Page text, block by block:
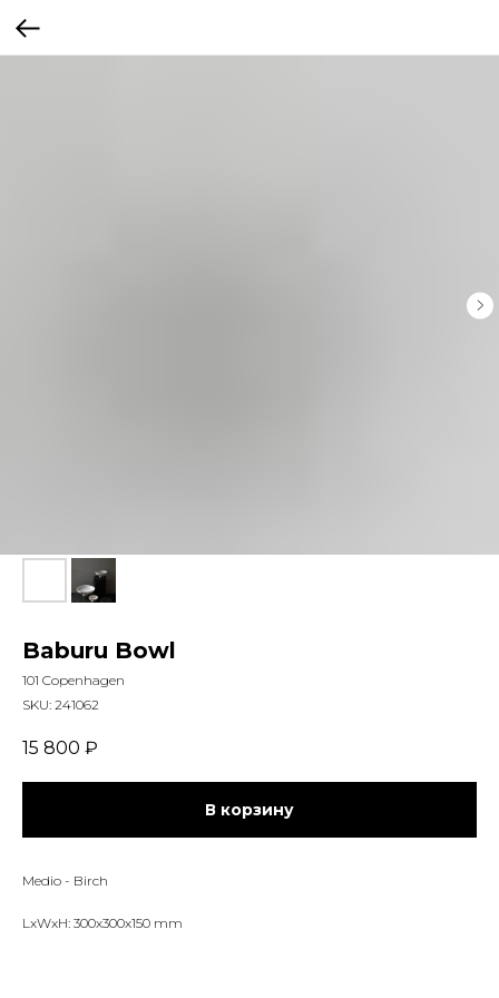
Baburu Bowl
101 Copenhagen
SKU: 241062
15 800 ₽
В корзину
Medio - Birch
LxWxH: 300x300x150 mm